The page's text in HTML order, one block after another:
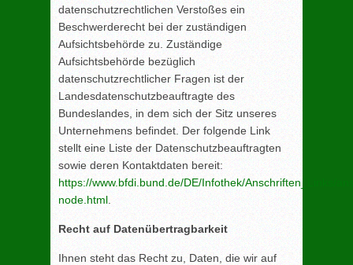
datenschutzrechtlichen Verstoßes ein
Beschwerderecht bei der zuständigen
Aufsichtsbehörde zu. Zuständige
Aufsichtsbehörde bezüglich
datenschutzrechtlicher Fragen ist der
Landesdatenschutzbeauftragte des
Bundeslandes, in dem sich der Sitz unseres
Unternehmens befindet. Der folgende Link
stellt eine Liste der Datenschutzbeauftragten
sowie deren Kontaktdaten bereit:
https://www.bfdi.bund.de/DE/Infothek/Anschriften_Links/
node.html
Recht auf Datenübertragbarkeit
Ihnen steht das Recht zu, Daten, die wir auf